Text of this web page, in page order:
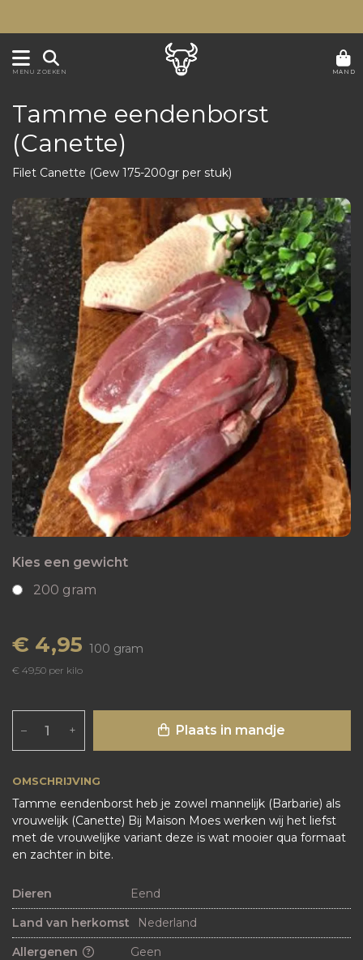
MENU ZOEKEN MAND
OMSCHRIJVING
Tamme eendenborst heb je zowel mannelijk (Barbarie) als
vrouwelijk (Canette) Bij Maison Moes werken wij het liefst
met de vrouwelijke variant deze is wat mooier qua formaat
en zachter in bite.
Tamme eendenborst
(Canette)
Filet Canette (Gew 175-200gr per stuk)
Kies een gewicht
200 gram
€ 4,95 100 gram
€ 49,50 per kilo
– + Plaats in mandje
Dieren
Eend
Land van herkomst
Nederland
Allergenen
Geen